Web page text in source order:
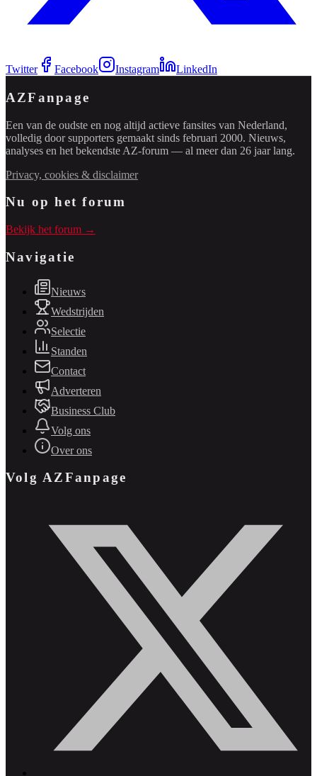
Twitter Facebook Instagram LinkedIn
AZFanpage
Een van de oudste en nog altijd actieve fansites van Nederland,
volledig door supporters gemaakt sinds februari 2000. Nieuws,
analyses en het bekendste AZ-forum — al meer dan 26 jaar lang.
Privacy, cookies & disclaimer
Nu op het forum
Bekijk het forum →
Navigatie
Nieuws
Wedstrijden
Selectie
Standen
Contact
Adverteren
Business Club
Volg ons
Over ons
Volg AZFanpage